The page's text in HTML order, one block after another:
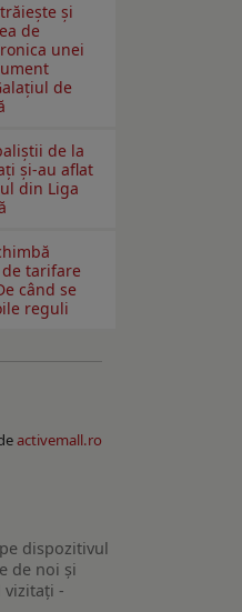
și
de
unei
de
de la
și-au aflat
din Liga
tarifare
când se
reguli
activemall.ro
dispozitivul
de noi și
-